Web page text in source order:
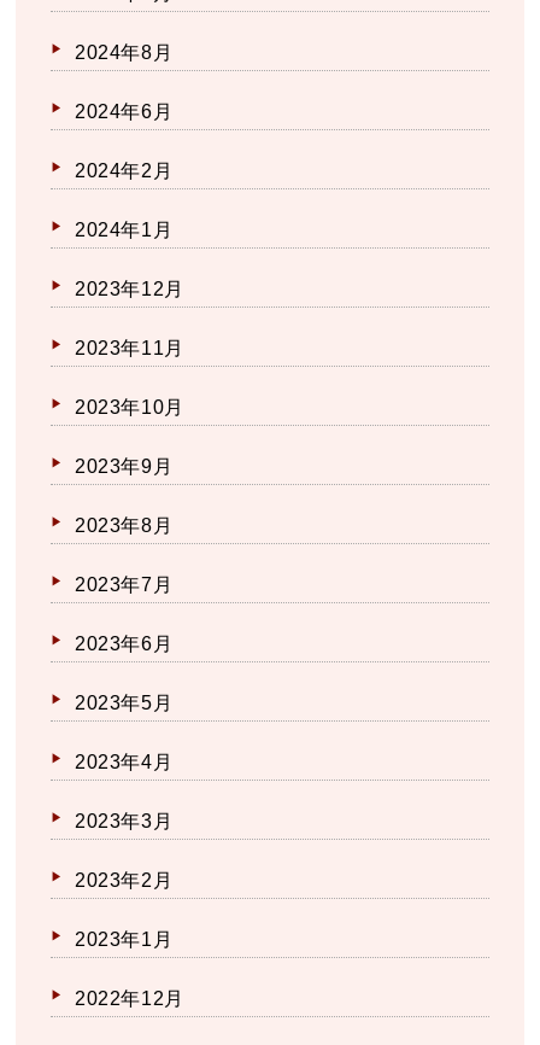
2024年8月
2024年6月
2024年2月
2024年1月
2023年12月
2023年11月
2023年10月
2023年9月
2023年8月
2023年7月
2023年6月
2023年5月
2023年4月
2023年3月
2023年2月
2023年1月
2022年12月